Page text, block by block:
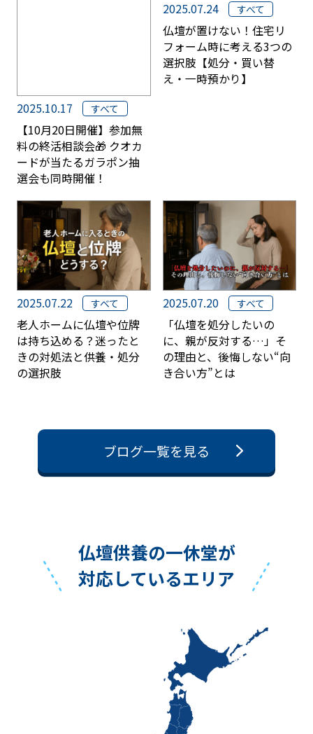
周りの方に知られたくないのです
ご安心ください。搬出時には中身がわか
らないよう梱包などをいたしますので、
周りの方に知られることはございませ
ん。
供養がどのようにされているか確認
はできますか？
はい。お客様のご自宅にお坊様を手配す
ることも可能ですのでご安心ください。
合同供養の際も、別料金になりますがお
写真、動画の手配も可能です。
供養が済んだという証明はしていた
ご安心ください。基本即日対応いたして
おります。時間帯も遅くてもご希望でし
たらお伺いさせていただきます（深夜料
ペットや動物などの供養もお願いで
きますでしょうか？
供養に関することは、全般的にお受けい
たしておりますのでご安心くださいま
2025.10.17 すべて
【10月20日開催】参加無
料の終活相談会🎁 クオカ
ードが当たるガラポン抽
選会も同時開催！
2025.07.24 すべて
仏壇が置けない！住宅リ
フォーム時に考える3つの
選択肢【処分・買い替
え・一時預かり】
2025.07.22 すべて
老人ホームに仏壇や位牌
は持ち込める？迷ったと
きの対処法と供養・処分
の選択肢
2025.07.20 すべて
「仏壇を処分したいの
に、親が反対する…」そ
の理由と、後悔しない“向
き合い方”とは
ブログ一覧を見る
仏壇供養の一休堂が
対応しているエリア